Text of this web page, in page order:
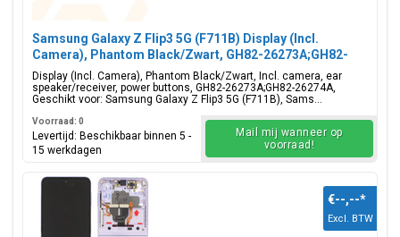
Samsung Galaxy Z Flip3 5G (F711B) Display (Incl.
Camera), Phantom Black/Zwart, GH82-26273A;GH82-
26274A
Display (Incl. Camera), Phantom Black/Zwart, Incl. camera, ear
speaker/receiver, power buttons, GH82-26273A;GH82-26274A,
Geschikt voor: Samsung Galaxy Z Flip3 5G (F711B), Sams...
Voorraad: 0
Levertijd: Beschikbaar binnen 5 -
15 werkdagen
Mail mij wanneer op
voorraad!
€--,--*
Excl. BTW